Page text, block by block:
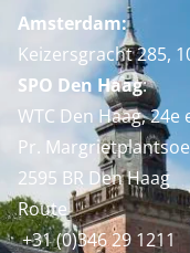
Amsterdam:
Keizersgracht 285,
SPO Den Haag:
WTC Den Haag, 24e
Pr.
2595 BR Den Haag
Route
+31 (0)346 29 1211